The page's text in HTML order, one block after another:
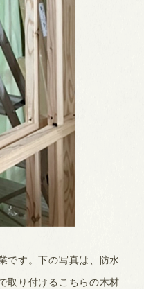
です。下の写真は、防水
取り付けるこちらの木材